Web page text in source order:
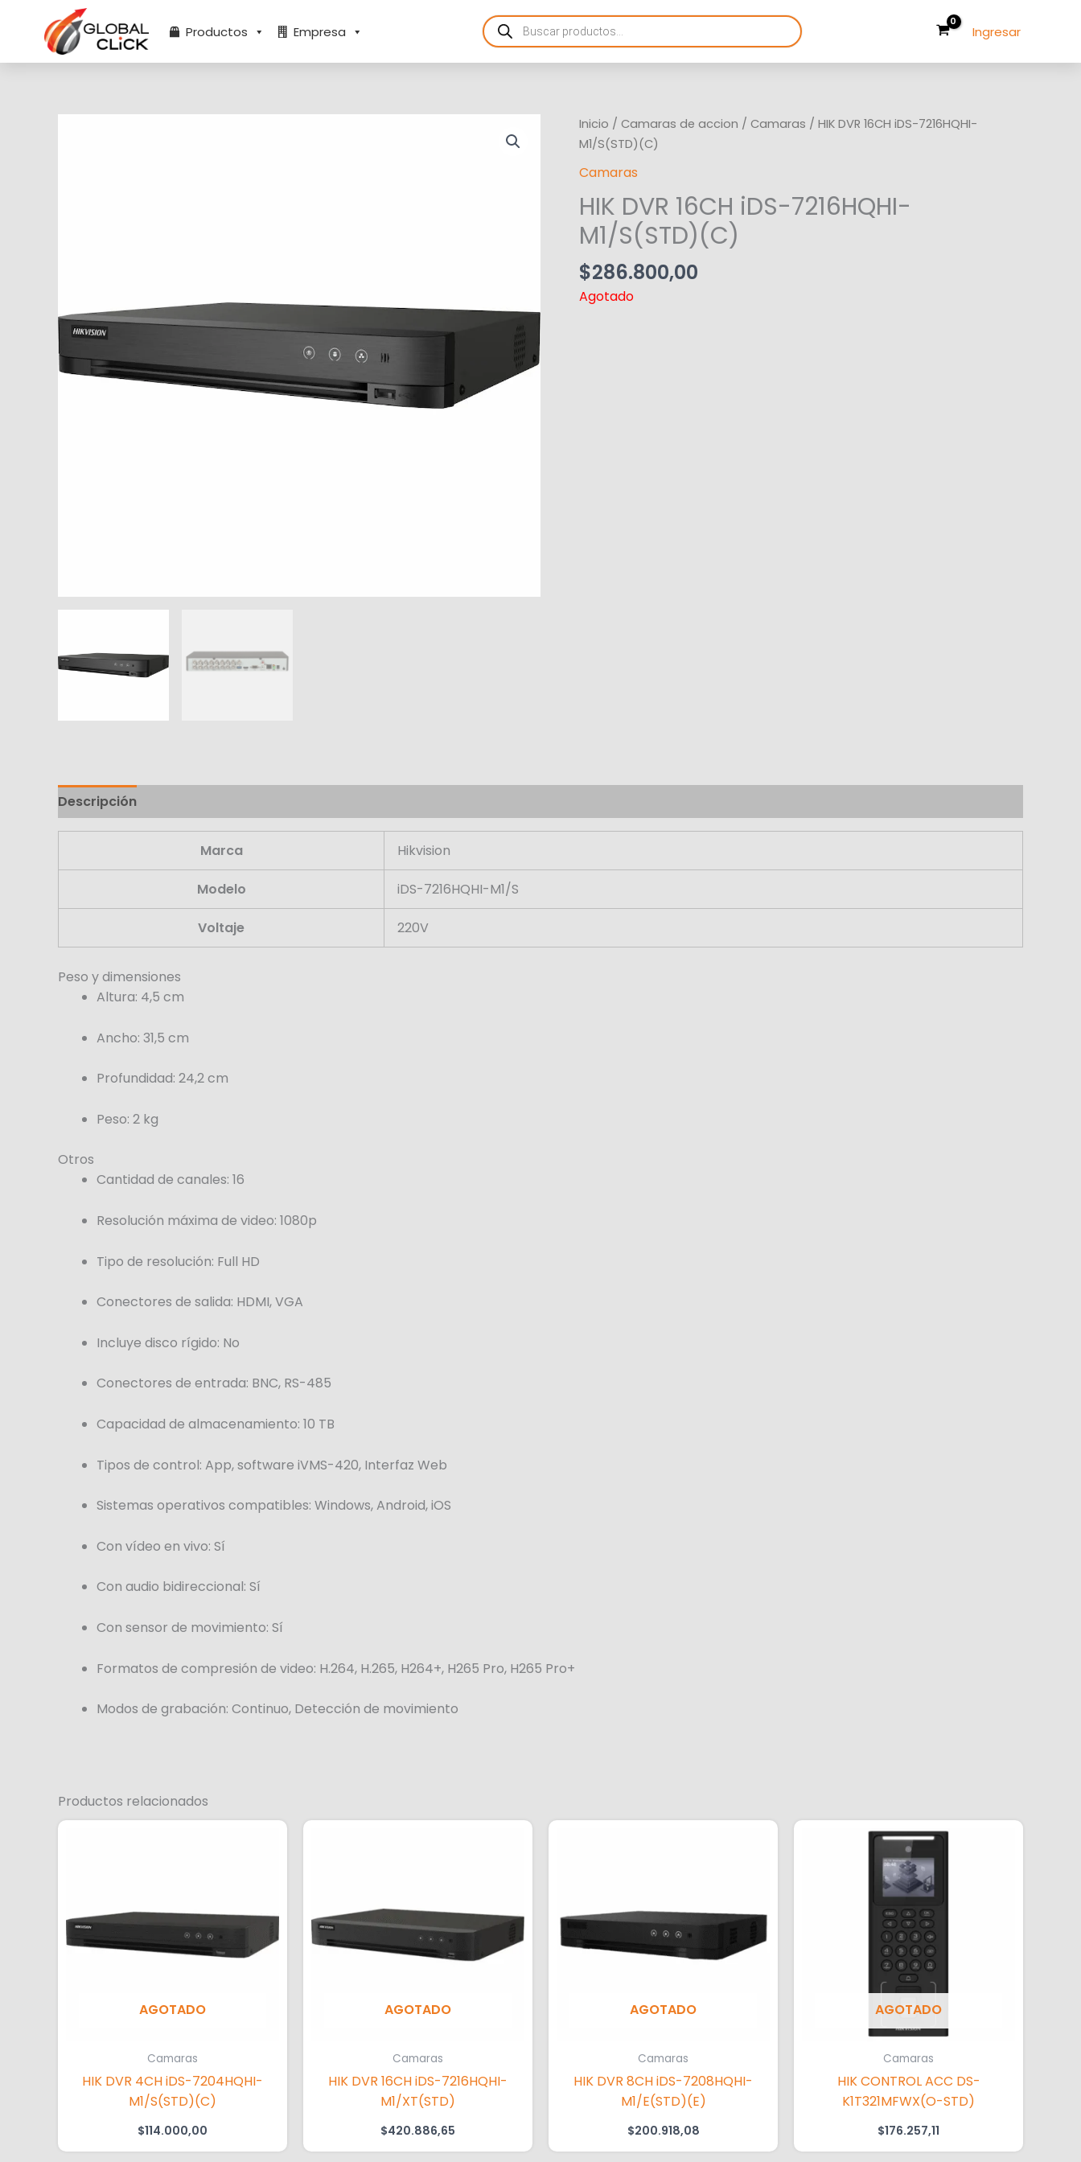
contenido
Productos Empresa
Products
search Ingresar
Inicio / Camaras de accion / Camaras / HIK DVR 16CH iDS-7216HQHI-
M1/S(STD)(C)
Camaras
HIK DVR 16CH iDS-7216HQHI-
M1/S(STD)(C)
$286.800,00
Agotado
Descripción
Marca Hikvision
Modelo iDS-7216HQHI-M1/S
Voltaje 220V
Peso y dimensiones
Altura: 4,5 cm
Ancho: 31,5 cm
Profundidad: 24,2 cm
Peso: 2 kg
Otros
Cantidad de canales: 16
Resolución máxima de video: 1080p
Tipo de resolución: Full HD
Conectores de salida: HDMI, VGA
Incluye disco rígido: No
Conectores de entrada: BNC, RS-485
Capacidad de almacenamiento: 10 TB
Tipos de control: App, software iVMS-420, Interfaz Web
Sistemas operativos compatibles: Windows, Android, iOS
Con vídeo en vivo: Sí
Con audio bidireccional: Sí
Con sensor de movimiento: Sí
Formatos de compresión de video: H.264, H.265, H264+, H265 Pro, H265 Pro+
Modos de grabación: Continuo, Detección de movimiento
Productos relacionados
AGOTADO
Camaras
HIK DVR 4CH iDS-7204HQHI-
M1/S(STD)(C)
$114.000,00
AGOTADO
Camaras
HIK DVR 16CH iDS-7216HQHI-
M1/XT(STD)
$420.886,65
AGOTADO
Camaras
HIK DVR 8CH iDS-7208HQHI-
M1/E(STD)(E)
$200.918,08
AGOTADO
Camaras
HIK CONTROL ACC DS-
K1T321MFWX(O-STD)
$176.257,11